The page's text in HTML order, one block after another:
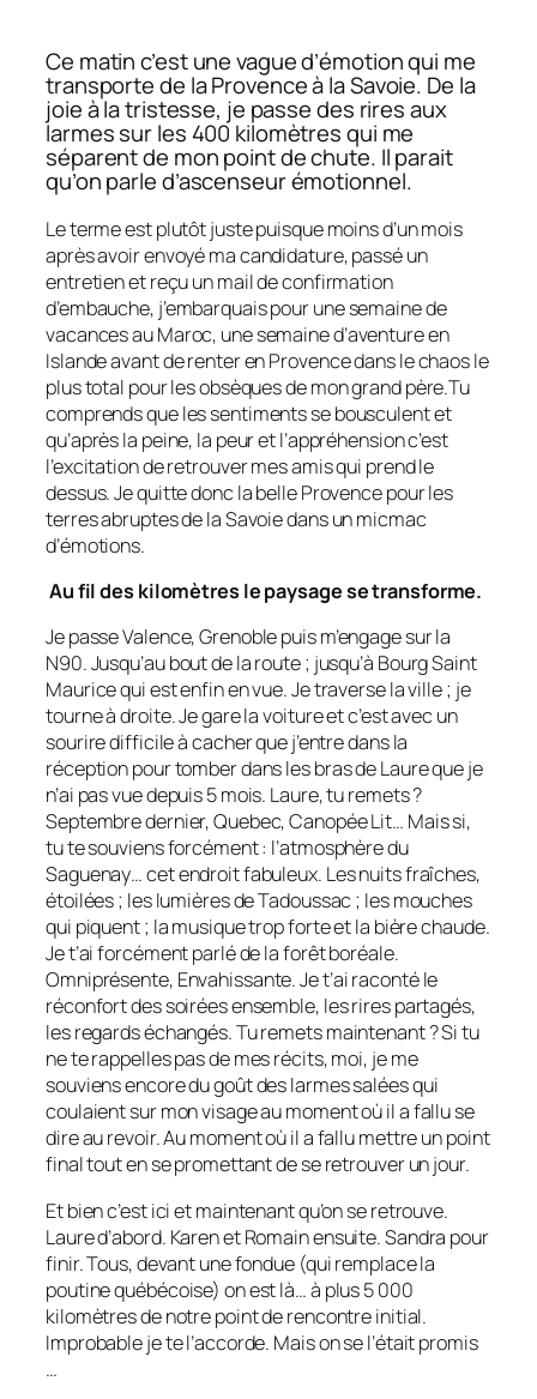
Ce matin c’est une vague d’émotion qui me
transporte de la Provence à la Savoie. De la
joie à la tristesse, je passe des rires aux
larmes sur les 400 kilomètres qui me
séparent de mon point de chute. Il parait
qu’on parle d’ascenseur émotionnel.
Le terme est plutôt juste puisque moins d’un mois
après avoir envoyé ma candidature, passé un
entretien et reçu un mail de confirmation
d’embauche, j’embarquais pour une semaine de
vacances au Maroc, une semaine d’aventure en
Islande avant de renter en Provence dans le chaos le
plus total pour les obsèques de mon grand père.Tu
comprends que les sentiments se bousculent et
qu’après la peine, la peur et l’appréhension c’est
l’excitation de retrouver mes amis qui prend le
dessus. Je quitte donc la belle Provence pour les
terres abruptes de la Savoie dans un micmac
d’émotions.
Au fil des kilomètres le paysage se transforme.
Je passe Valence, Grenoble puis m’engage sur la
N90. Jusqu’au bout de la route ; jusqu’à Bourg Saint
Maurice qui est enfin en vue. Je traverse la ville ; je
tourne à droite. Je gare la voiture et c’est avec un
sourire difficile à cacher que j’entre dans la
réception pour tomber dans les bras de Laure que je
n’ai pas vue depuis 5 mois. Laure, tu remets ?
Septembre dernier, Quebec, Canopée Lit… Mais si,
tu te souviens forcément : l’atmosphère du
Saguenay… cet endroit fabuleux. Les nuits fraîches,
étoilées ; les lumières de Tadoussac ; les mouches
qui piquent ; la musique trop forte et la bière chaude.
Je t’ai forcément parlé de la forêt boréale.
Omniprésente, Envahissante. Je t’ai raconté le
réconfort des soirées ensemble, les rires partagés,
les regards échangés. Tu remets maintenant ? Si tu
ne te rappelles pas de mes récits, moi, je me
souviens encore du goût des larmes salées qui
coulaient sur mon visage au moment où il a fallu se
dire au revoir. Au moment où il a fallu mettre un point
final tout en se promettant de se retrouver un jour.
Et bien c’est ici et maintenant qu’on se retrouve.
Laure d’abord. Karen et Romain ensuite. Sandra pour
finir. Tous, devant une fondue (qui remplace la
poutine québécoise) on est là… à plus 5 000
kilomètres de notre point de rencontre initial.
Improbable je te l’accorde. Mais on se l’était promis
…